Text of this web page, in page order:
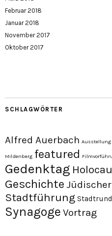
Februar 2018
Januar 2018
November 2017
Oktober 2017
SCHLAGWÖRTER
Alfred Auerbach Ausstellung
Mildenberg featured
Gedenktag
Geschichte
Stadtführung
Synagoge Vortrag